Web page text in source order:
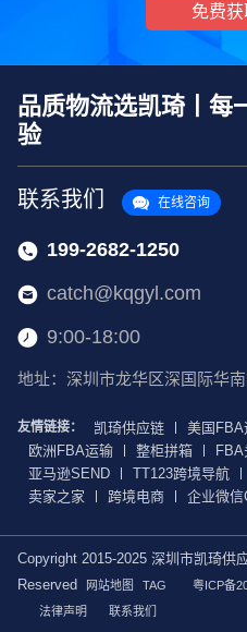
免费
品质物流选凯琦丨每
验
联系我们 在线咨询
199-2682-1250
catch@kqgyl.com
9:00-18:00
地址：深圳市龙华区深国际华
友情链接： 凯琦供应链 美国FBA
欧洲FBA运输
整柜拼箱
亚马逊SEND
TT123跨境导航
卖家之家
跨境电商 企业微信
Copyright 2015-2025 深圳市凯琦供
Reserved
网站地图 TAG
粤ICP备
法律声明
联系我们